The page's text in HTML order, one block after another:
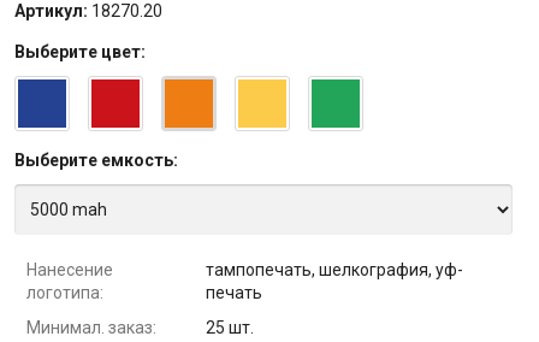
Артикул: 18270.20
Выберите цвет:
Выберите емкость:
Нанесение
логотипа:
тампопечать, шелкография, уф-
печать
Минимал. заказ:
25 шт.